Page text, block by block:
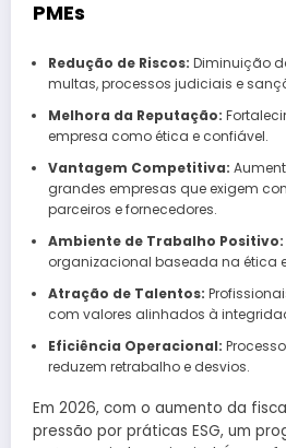
PMEs
Redução de Riscos: Diminuição
multas, processos judiciais e
Melhora da Reputação:
empresa como ética e confiável.
Vantagem Competitiva:
grandes empresas que exigem
parceiros e fornecedores.
Ambiente de Trabalho Positivo:
organizacional baseada na ética
Atração de Talentos:
com valores alinhados à
Eficiência Operacional:
reduzem retrabalho e desvios.
Em 2026, com o aumento da
pressão por práticas ESG, um